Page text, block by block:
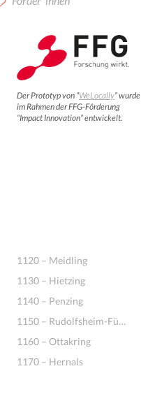
Der Prototyp von “WeLocally” wurde
im Rahmen der FFG-Förderung
“Impact Innovation” entwickelt.
1120 – Meidling
1130 – Hietzing
1140 – Penzing
1150 – Rudolfsheim-Fünfhaus
1160 – Ottakring
1170 – Hernals